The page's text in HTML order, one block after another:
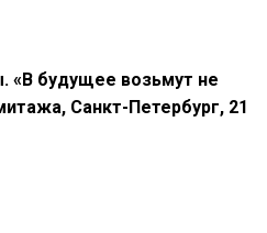
«В будущее возьмут не
Санкт-Петербург, 21